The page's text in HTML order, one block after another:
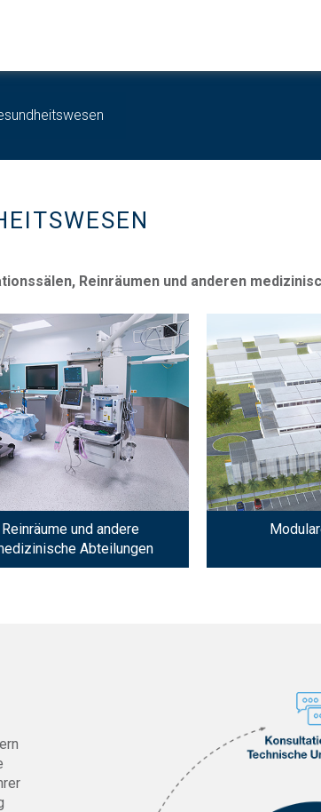
Reinräumen und anderen
und andere
Abteilungen